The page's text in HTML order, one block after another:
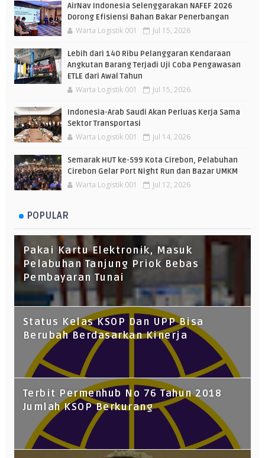
AirNav Indonesia Selenggarakan NAFEF 2026
Dorong Efisiensi Bahan Bakar Penerbangan
Warta Logistik 001 Jul 15, 2026
Lebih dari 140 Ribu Pelanggaran Kendaraan
Angkutan Barang Terjadi Uji Coba Pengawasan
ETLE dari Awal Tahun
Warta Logistik 001 Jul 15, 2026
Indonesia-Arab Saudi Akan Perluas Kerja Sama
Sektor Transportasi
Warta Logistik 001 Jul 14, 2026
Semarak HUT ke-599 Kota Cirebon, Pelabuhan
Cirebon Gelar Port Night Run dan Bazar UMKM
Warta Logistik 001 Jul 12, 2026
POPULAR
Pakai Kartu Elektronik, Masuk
Pelabuhan Tanjung Priok Bebas
Pembayaran Tunai
Status Kelas KSOP Dan UPP Bisa
Berubah Berdasarkan Kinerja
Terbit Permenhub No 76 Tahun 2018
Jumlah KSOP Berkurang